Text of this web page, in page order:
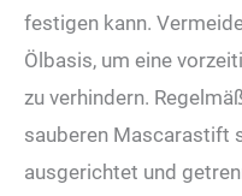
festigen kann.
Ölbasis, um eine
zu verhindern.
sauberen Mascarastift
ausgerichtet und